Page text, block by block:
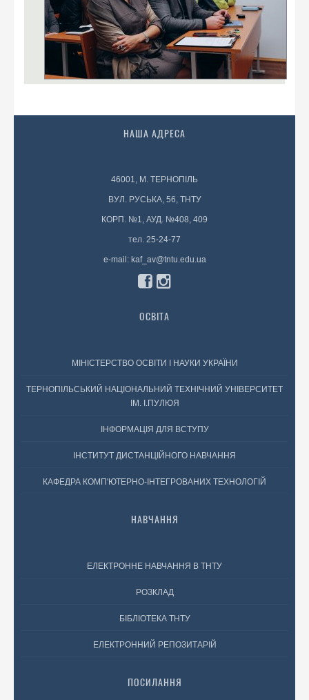
НАША АДРЕСА
46001, М. ТЕРНОПІЛЬ
ВУЛ. РУСЬКА, 56, ТНТУ
КОРП. №1, АУД. №408, 409
тел. 25-24-77
e-mail: kaf_av@tntu.edu.ua
ОСВІТА
МІНІСТЕРСТВО ОСВІТИ І НАУКИ УКРАЇНИ
ТЕРНОПІЛЬСЬКИЙ НАЦІОНАЛЬНИЙ ТЕХНІЧНИЙ УНІВЕРСИТЕТ
ІМ. І.ПУЛЮЯ
ІНФОРМАЦІЯ ДЛЯ ВСТУПУ
ІНСТИТУТ ДИСТАНЦІЙНОГО НАВЧАННЯ
КАФЕДРА КОМП'ЮТЕРНО-ІНТЕГРОВАНИХ ТЕХНОЛОГІЙ
НАВЧАННЯ
ЕЛЕКТРОННЕ НАВЧАННЯ В ТНТУ
РОЗКЛАД
БІБЛІОТЕКА ТНТУ
ЕЛЕКТРОННИЙ РЕПОЗИТАРІЙ
ПОСИЛАННЯ